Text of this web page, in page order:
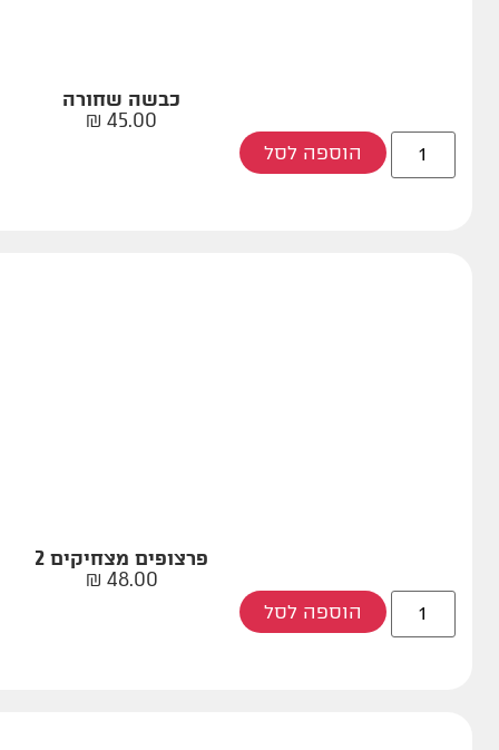
כבשה שחורה
45.00
₪
הוספה לסל
פרצופים מצחיקים 2
48.00
₪
הוספה לסל